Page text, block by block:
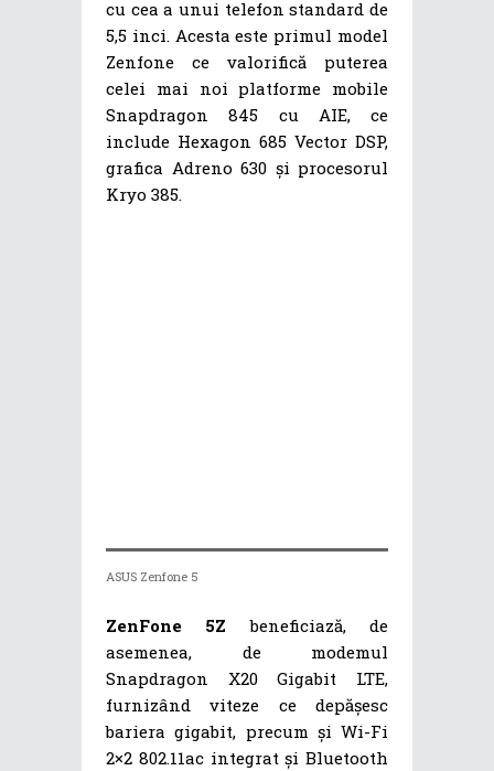
cu cea a unui telefon standard de
5,5 inci. Acesta este primul model
Zenfone ce valorifică puterea
celei mai noi platforme mobile
Snapdragon 845 cu AIE, ce
include Hexagon 685 Vector DSP,
grafica Adreno 630 și procesorul
Kryo 385.
ASUS Zenfone 5
ZenFone 5Z beneficiază, de
asemenea, de modemul
Snapdragon X20 Gigabit LTE,
furnizând viteze ce depășesc
bariera gigabit, precum și Wi-Fi
2×2 802.11ac integrat și Bluetooth